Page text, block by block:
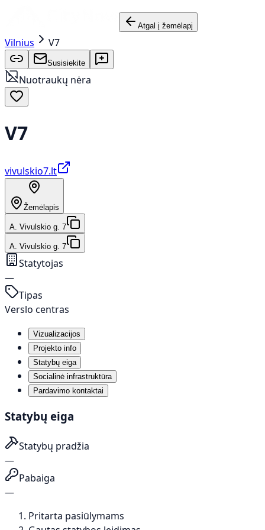
Atgal į žemėlapį
Vilnius V7
Susisiekite
Nuotraukų nėra
V7
vivulskio7.lt
Žemėlapis
A. Vivulskio g. 7
A. Vivulskio g. 7
Statytojas
—
Tipas
Verslo centras
Vizualizacijos
Projekto info
Statybų eiga
Socialinė infrastruktūra
Pardavimo kontaktai
Statybų eiga
Statybų pradžia
—
Pabaiga
—
Pritarta pasiūlymams